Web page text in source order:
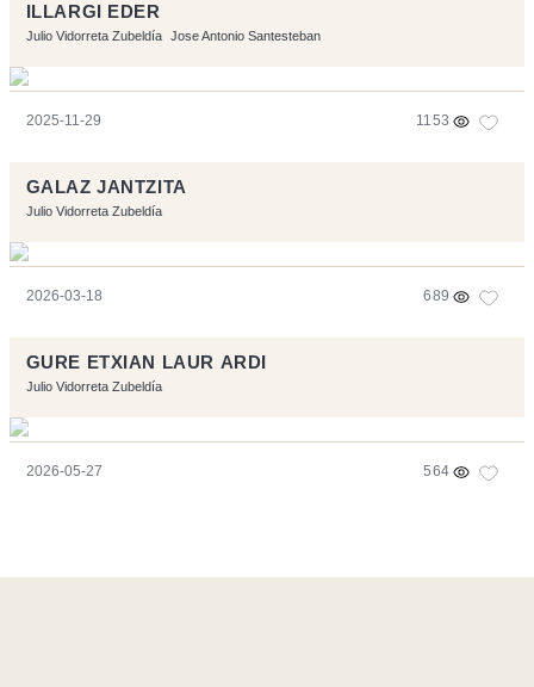
ILLARGI EDER
Julio Vidorreta Zubeldía Jose Antonio Santesteban
2025-11-29 1153
GALAZ JANTZITA
Julio Vidorreta Zubeldía
2026-03-18 689
GURE ETXIAN LAUR ARDI
Julio Vidorreta Zubeldía
2026-05-27 564